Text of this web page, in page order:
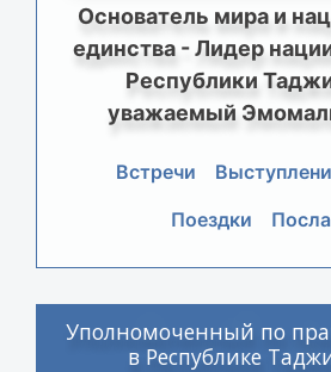
Основатель мира и
единства - Лидер
Республики
уважаемый
Встречи
Поездки
Уполномоченный по
в Республике